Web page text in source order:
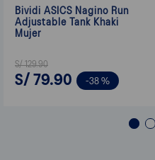
Bividi ASICS Nagino Run
Adjustable Tank Khaki
Mujer
S/ 129.90
S/ 79.90 -38 %